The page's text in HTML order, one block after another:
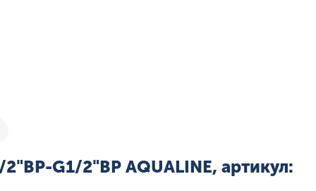
G1/2"ВР AQUALINE, артикул: